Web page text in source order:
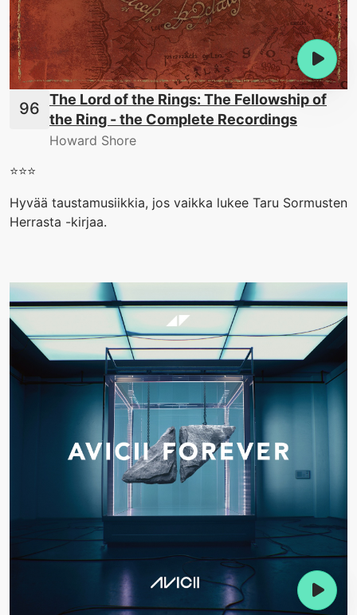
The Lord of the Rings: The Fellowship of
the Ring - the Complete Recordings
Howard Shore
⭐️⭐️⭐️
Hyvää taustamusiikkia, jos vaikka lukee Taru Sormusten
Herrasta -kirjaa.